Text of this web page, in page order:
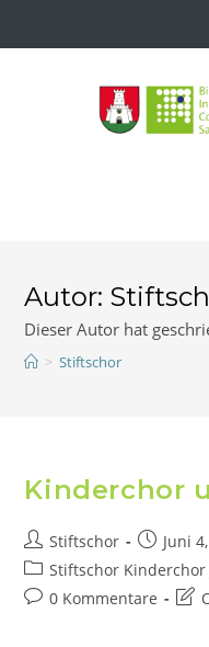
Autor:
Dieser Autor hat
> Stiftschor
Kinderchor
Stiftschor
Juni
Stiftschor
0 Kommentare